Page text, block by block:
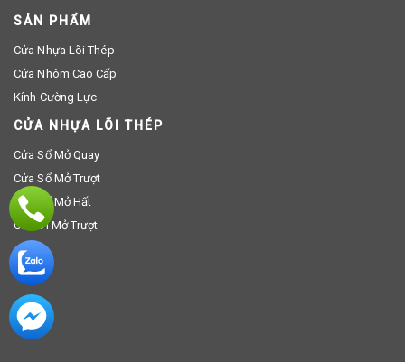
SẢN PHẨM
Cửa Nhựa Lõi Thép
Cửa Nhôm Cao Cấp
Kính Cường Lực
CỬA NHỰA LÕI THÉP
Cửa Sổ Mở Quay
Cửa Sổ Mở Trượt
Cửa Sổ Mở Hất
Cửa Đi Mở Trượt